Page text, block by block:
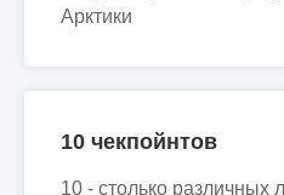
Арктики
10 чекпойнтов
10 - столько различных